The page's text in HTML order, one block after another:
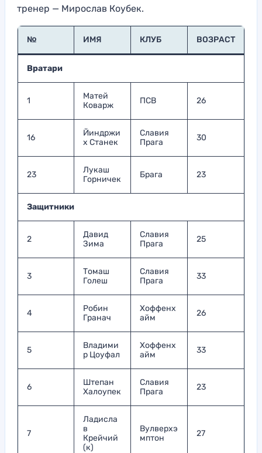
тренер — Мирослав Коубек.
№ ИМЯ КЛУБ ВОЗРАСТ
Вратари
1
Матей
Коварж
ПСВ 26
16
Йиндржи
х Станек
Славия
Прага
30
23
Лукаш
Горничек
Брага 23
Защитники
2
Давид
Зима
Славия
Прага
25
3
Томаш
Голеш
Славия
Прага
33
4
Робин
Гранач
Хоффенх
айм
26
5
Владими
р Цоуфал
Хоффенх
айм
33
6
Штепан
Халоупек
Славия
Прага
23
7
Ладисла
в
Крейчий
(к)
Вулверхэ
мптон
27